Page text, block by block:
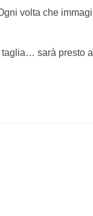
volta che
sarà presto